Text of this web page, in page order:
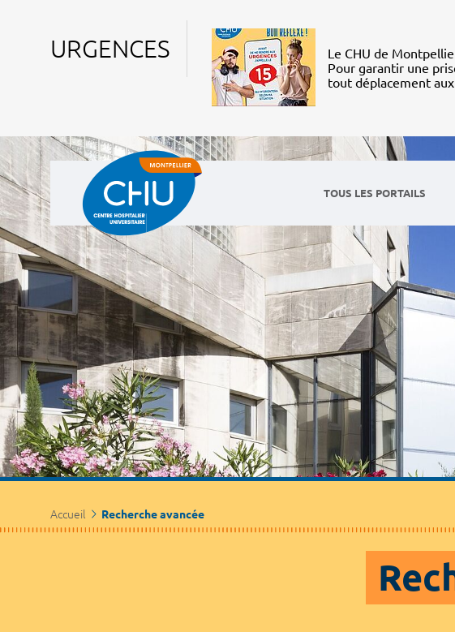
URGENCES
Le CHU de
Pour garantir une
tout déplacement
TOUS LES PORTAILS
Accueil Recherche avancée